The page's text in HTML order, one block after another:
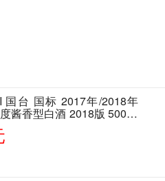
国台 国标 2017年/2018年
酱香型白酒 2018版 500ml